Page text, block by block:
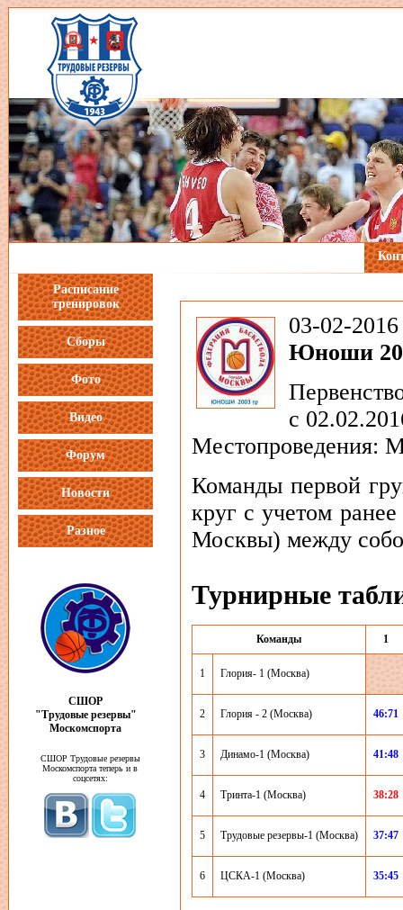
Расписание
тренировок
Сборы
Фото
Видео
Форум
Новости
Разное
СШОР
"Трудовые резервы"
Москомспорта
СШОР Трудовые резервы
Москомспорта теперь и в
соцсетях:
03-02-
Юноши
с
Местопроведения:
Команды первой
круг с учетом
Москвы) между
Турнирные
Команды 1
1 Глория- 1 (Москва)
2 Глория - 2 (Москва) 46:71
3 Динамо-1 (Москва) 41:48
4 Тринта-1 (Москва) 38:28
5 Трудовые резервы-1 (Москва) 37:47
6 ЦСКА-1 (Москва) 35:45